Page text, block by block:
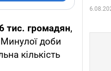
тис. громадян,
доби
кількість